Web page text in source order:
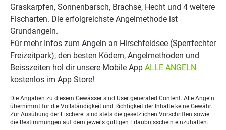
Graskarpfen, Sonnenbarsch, Brachse, Hecht und 4 weitere
Fischarten. Die erfolgreichste Angelmethode ist
Grundangeln.
Für mehr Infos zum Angeln an Hirschfeldsee (Sperrfechter
Freizeitpark), den besten Ködern, Angelmethoden und
Beisszeiten hol dir unsere Mobile App ALLE ANGELN
kostenlos im App Store!
Die Angaben zu diesem Gewässer sind User generated Content. Alle Angeln
übernimmt für die Vollständigkeit und Richtigkeit der Inhalte keine Gewähr.
Zur Ausübung der Fischerei sind stets die gesetzlichen Vorschriften sowie
die Bestimmungen auf dem jeweils gültigen Erlaubnisschein einzuhalten.